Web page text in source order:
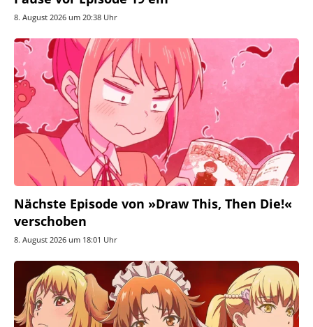
8. August 2026 um 20:38 Uhr
Nächste Episode von »Draw This, Then Die!«
verschoben
8. August 2026 um 18:01 Uhr